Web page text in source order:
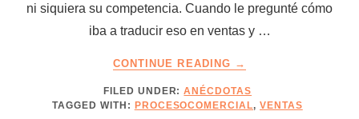
ni siquiera su competencia. Cuando le pregunté cómo
iba a traducir eso en ventas y …
CONTINUE READING
IMPECABLES
QUE
→
FILED UNDER:ANÉCDOTAS
TAGGED WITH: PROCESOCOMERCIAL, VENTAS